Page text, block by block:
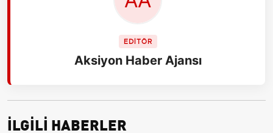
EDİTÖR
Aksiyon Haber Ajansı
İLGİLİ HABERLER